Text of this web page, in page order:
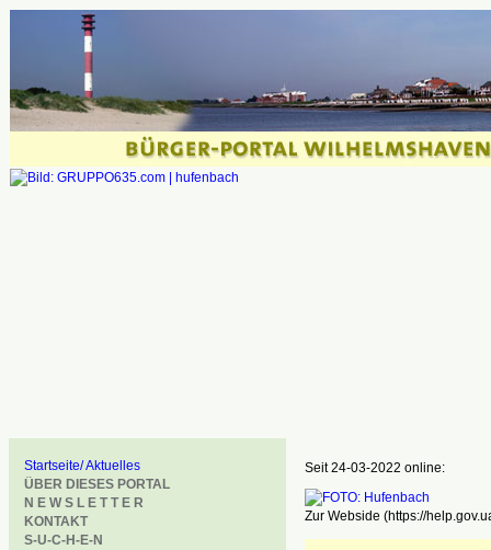
Startseite/ Aktuelles
ÜBER DIESES PORTAL
N E W S L E T T E R
KONTAKT
S-U-C-H-E-N
Seit 24-03-2022 online:
Zur Webside (https://